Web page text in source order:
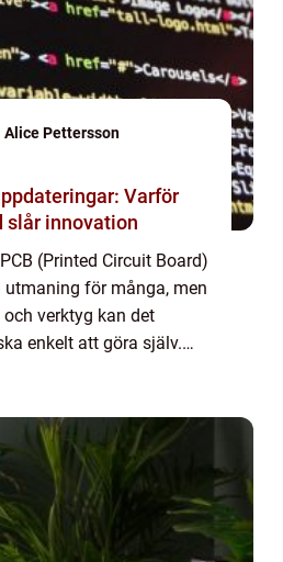
Alice Pettersson
Varför
innovation
(Printed Circuit Board)
utmaning för många, men
verktyg kan det
enkelt att göra själv.